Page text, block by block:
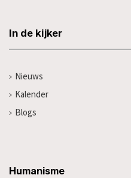
In de kijker
Nieuws
Kalender
Blogs
Humanisme